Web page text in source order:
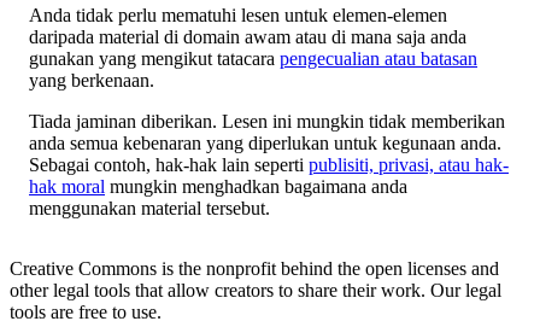
Anda tidak perlu mematuhi lesen untuk elemen-elemen
daripada material di domain awam atau di mana saja anda
gunakan yang mengikut tatacara pengecualian atau batasan
yang berkenaan.
Tiada jaminan diberikan. Lesen ini mungkin tidak memberikan
anda semua kebenaran yang diperlukan untuk kegunaan anda.
Sebagai contoh, hak-hak lain seperti publisiti, privasi, atau hak-
hak moral mungkin menghadkan bagaimana anda
menggunakan material tersebut.
Creative Commons is the nonprofit behind the open licenses and
other legal tools that allow creators to share their work. Our legal
tools are free to use.